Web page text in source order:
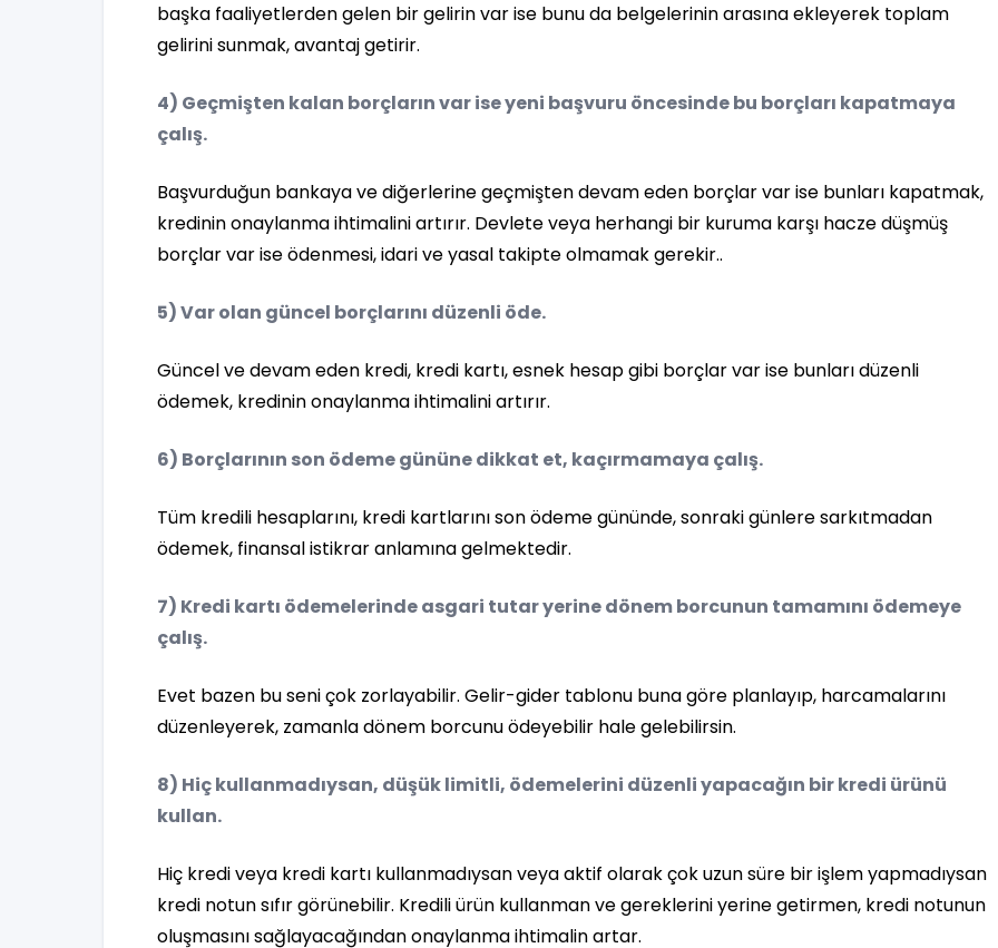
başka faaliyetlerden gelen bir gelirin var ise bunu da belgelerinin arasına ekleyerek toplam
gelirini sunmak, avantaj getirir.
4) Geçmişten kalan borçların var ise yeni başvuru öncesinde bu borçları kapatmaya
çalış.
Başvurduğun bankaya ve diğerlerine geçmişten devam eden borçlar var ise bunları kapatmak,
kredinin onaylanma ihtimalini artırır. Devlete veya herhangi bir kuruma karşı hacze düşmüş
borçlar var ise ödenmesi, idari ve yasal takipte olmamak gerekir..
5) Var olan güncel borçlarını düzenli öde.
Güncel ve devam eden kredi, kredi kartı, esnek hesap gibi borçlar var ise bunları düzenli
ödemek, kredinin onaylanma ihtimalini artırır.
6) Borçlarının son ödeme gününe dikkat et, kaçırmamaya çalış.
Tüm kredili hesaplarını, kredi kartlarını son ödeme gününde, sonraki günlere sarkıtmadan
ödemek, finansal istikrar anlamına gelmektedir.
7) Kredi kartı ödemelerinde asgari tutar yerine dönem borcunun tamamını ödemeye
çalış.
Evet bazen bu seni çok zorlayabilir. Gelir-gider tablonu buna göre planlayıp, harcamalarını
düzenleyerek, zamanla dönem borcunu ödeyebilir hale gelebilirsin.
8) Hiç kullanmadıysan, düşük limitli, ödemelerini düzenli yapacağın bir kredi ürünü
kullan.
Hiç kredi veya kredi kartı kullanmadıysan veya aktif olarak çok uzun süre bir işlem yapmadıysan
kredi notun sıfır görünebilir. Kredili ürün kullanman ve gereklerini yerine getirmen, kredi notunun
oluşmasını sağlayacağından onaylanma ihtimalin artar.